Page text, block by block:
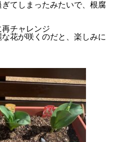
てしまったみたいで、根腐
チャレンジ
花が咲くのだと、楽しみに